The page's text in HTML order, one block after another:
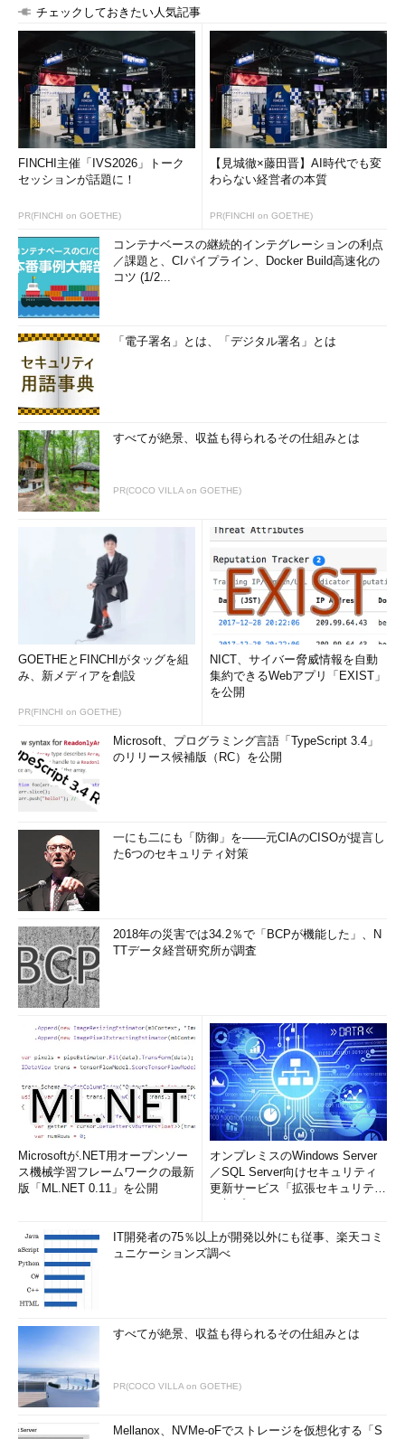
チェックしておきたい人気記事
FINCHI主催「IVS2026」トーク
セッションが話題に！
PR(FINCHI on GOETHE)
【見城徹×藤田晋】AI時代でも変
わらない経営者の本質
PR(FINCHI on GOETHE)
コンテナベースの継続的インテグレーションの利点
／課題と、CIパイプライン、Docker Build高速化の
コツ (1/2...
「電子署名」とは、「デジタル署名」とは
すべてが絶景、収益も得られるその仕組みとは
PR(COCO VILLA on GOETHE)
GOETHEとFINCHIがタッグを組
み、新メディアを創設
PR(FINCHI on GOETHE)
NICT、サイバー脅威情報を自動
集約できるWebアプリ「EXIST」
を公開
Microsoft、プログラミング言語「TypeScript 3.4」
のリリース候補版（RC）を公開
一にも二にも「防御」を――元CIAのCISOが提言し
た6つのセキュリティ対策
2018年の災害では34.2％で「BCPが機能した」、N
TTデータ経営研究所が調査
Microsoftが.NET用オープンソー
ス機械学習フレームワークの最新
版「ML.NET 0.11」を公開
オンプレミスのWindows Server
／SQL Server向けセキュリティ
更新サービス「拡張セキュリティ
IT開発者の75％以上が開発以外にも従事、楽天コミ
ュニケーションズ調べ
すべてが絶景、収益も得られるその仕組みとは
PR(COCO VILLA on GOETHE)
Mellanox、NVMe-oFでストレージを仮想化する「S